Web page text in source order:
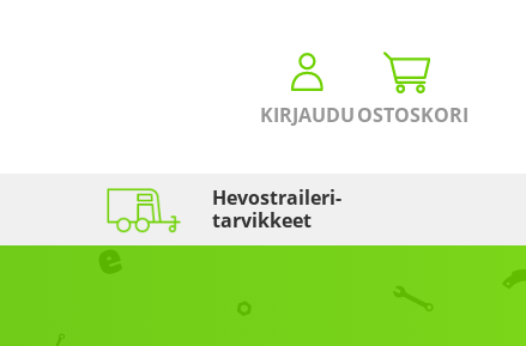
KIRJAUDUOSTOSKORI
Hevostraileri­
tarvikkeet